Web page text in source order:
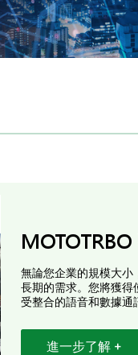
無論您企業的規模大
長期的需求。您將獲
受整合的語音和數據通
進一步了解 +